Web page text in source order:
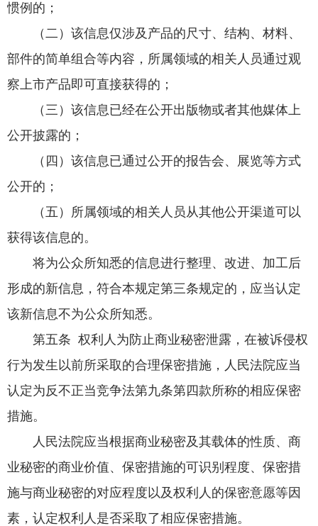
惯例的；
（二）该信息仅涉及产品的尺寸、结构、材料、
部件的简单组合等内容，所属领域的相关人员通过观
察上市产品即可直接获得的；
（三）该信息已经在公开出版物或者其他媒体上
公开披露的；
（四）该信息已通过公开的报告会、展览等方式
公开的；
（五）所属领域的相关人员从其他公开渠道可以
获得该信息的。
将为公众所知悉的信息进行整理、改进、加工后
形成的新信息，符合本规定第三条规定的，应当认定
该新信息不为公众所知悉。
第五条 权利人为防止商业秘密泄露，在被诉侵权
行为发生以前所采取的合理保密措施，人民法院应当
认定为反不正当竞争法第九条第四款所称的相应保密
措施。
人民法院应当根据商业秘密及其载体的性质、商
业秘密的商业价值、保密措施的可识别程度、保密措
施与商业秘密的对应程度以及权利人的保密意愿等因
素，认定权利人是否采取了相应保密措施。